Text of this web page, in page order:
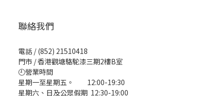
聯絡我們
電話 / (852) 21510418
門市 / 香港觀塘駱駝漆三期2樓B室
🕘營業時間
星期一至星期五。 12:00-19:30
星期六、日及公眾假期 12:30-19:00